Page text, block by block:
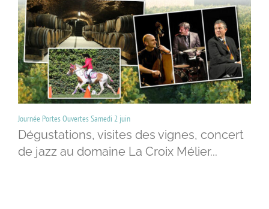
Journée Portes Ouvertes Samedi 2 juin
Dégustations, visites des vignes, concert
de jazz au domaine La Croix Mélier...